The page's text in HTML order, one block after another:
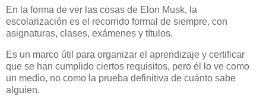
En la forma de ver las cosas de Elon Musk, la
escolarización es el recorrido formal de siempre, con
asignaturas, clases, exámenes y títulos.
Es un marco útil para organizar el aprendizaje y certificar
que se han cumplido ciertos requisitos, pero él lo ve como
un medio, no como la prueba definitiva de cuánto sabe
alguien.